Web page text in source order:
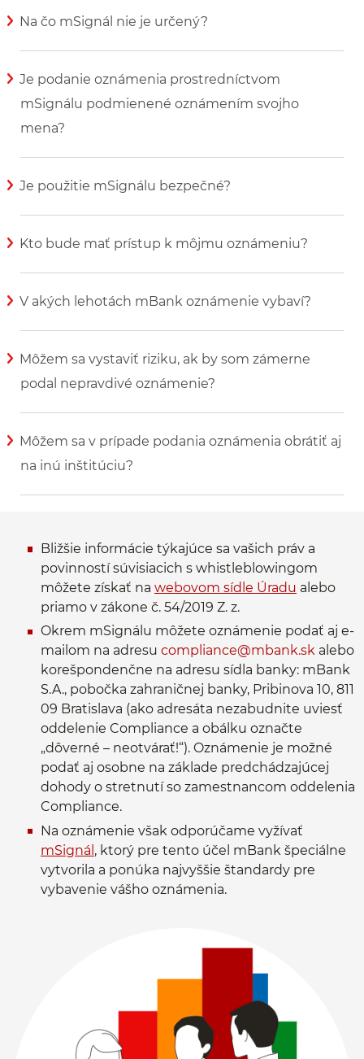
Na čo mSignál nie je určený?
Je podanie oznámenia prostredníctvom
mSignálu podmienené oznámením svojho
mena?
Je použitie mSignálu bezpečné?
Kto bude mať prístup k môjmu oznámeniu?
V akých lehotách mBank oznámenie vybaví?
Môžem sa vystaviť riziku, ak by som zámerne
podal nepravdivé oznámenie?
Môžem sa v prípade podania oznámenia obrátiť aj
na inú inštitúciu?
Bližšie informácie týkajúce sa vašich práv a
povinností súvisiacich s whistleblowingom
môžete získať na webovom sídle Úradu alebo
priamo v zákone č. 54/2019 Z. z.
Okrem mSignálu môžete oznámenie podať aj e-
mailom na adresu compliance@mbank.sk alebo
korešpondenčne na adresu sídla banky: mBank
S.A., pobočka zahraničnej banky, Pribinova 10, 811
09 Bratislava (ako adresáta nezabudnite uviesť
oddelenie Compliance a obálku označte
„dôverné – neotvárať!“). Oznámenie je možné
podať aj osobne na základe predchádzajúcej
dohody o stretnutí so zamestnancom oddelenia
Compliance.
Na oznámenie však odporúčame vyžívať
mSignál , ktorý pre tento účel mBank špeciálne
vytvorila a ponúka najvyššie štandardy pre
vybavenie vášho oznámenia.